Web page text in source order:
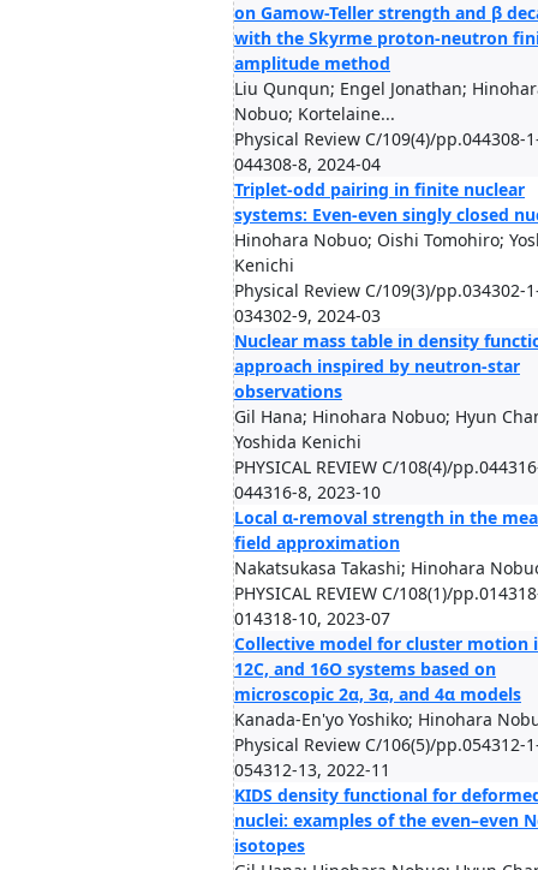
on Gamow-Teller strength and β
with the Skyrme proton-neutron
amplitude method
Liu Qunqun; Engel Jonathan;
Nobuo; Kortelaine...
Physical Review C/109(4)/pp.044308-
044308-8, 2024-04
Triplet-odd pairing in finite nuclear
systems: Even-even singly closed
Hinohara Nobuo; Oishi Tomohiro;
Kenichi
Physical Review C/109(3)/pp.034302-
034302-9, 2024-03
Nuclear mass table in density
approach inspired by neutron-star
observations
Gil Hana; Hinohara Nobuo; Hyun
Yoshida Kenichi
PHYSICAL REVIEW C/108(4)/
044316-8, 2023-10
Local α-removal strength in the
field approximation
Nakatsukasa Takashi; Hinohara
PHYSICAL REVIEW C/108(1)/
014318-10, 2023-07
Collective model for cluster motion
12C, and 16O systems based on
microscopic 2α, 3α, and 4α models
Kanada-En'yo Yoshiko; Hinohara
Physical Review C/106(5)/pp.054312-
054312-13, 2022-11
KIDS density functional for
nuclei: examples of the even–even
isotopes